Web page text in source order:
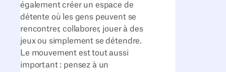
également créer un espace de
détente où les gens peuvent se
rencontrer, collaborer, jouer à des
jeux ou simplement se détendre.
Le mouvement est tout aussi
important : pensez à un